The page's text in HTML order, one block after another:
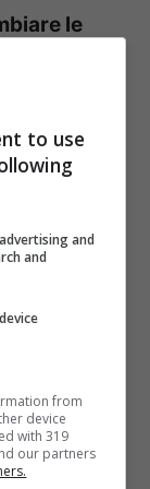
le
la
dopo
colpo di
da
e
con il
terzo
e Klose
Cagliari
di
su cross
to use
and
and
from
device
with 319
our partners